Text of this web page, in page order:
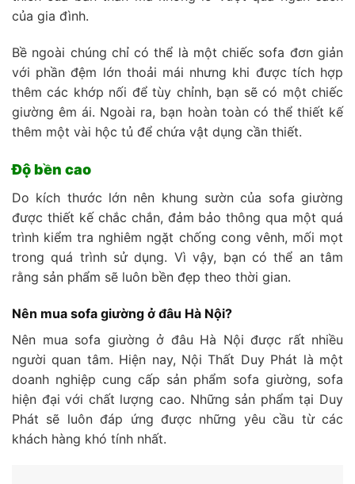
của gia đình.
Bề ngoài chúng chỉ có thể là một chiếc sofa đơn giản
với phần đệm lớn thoải mái nhưng khi được tích hợp
thêm các khớp nối để tùy chỉnh, bạn sẽ có một chiếc
giường êm ái. Ngoài ra, bạn hoàn toàn có thể thiết kế
thêm một vài hộc tủ để chứa vật dụng cần thiết.
Độ bền cao
Do kích thước lớn nên khung sườn của sofa giường
được thiết kế chắc chắn, đảm bảo thông qua một quá
trình kiểm tra nghiêm ngặt chống cong vênh, mối mọt
trong quá trình sử dụng. Vì vậy, bạn có thể an tâm
rằng sản phẩm sẽ luôn bền đẹp theo thời gian.
Nên mua sofa giường ở đâu Hà Nội?
Nên mua sofa giường ở đâu Hà Nội được rất nhiều
người quan tâm. Hiện nay, Nội Thất Duy Phát là một
doanh nghiệp cung cấp sản phẩm sofa giường, sofa
hiện đại với chất lượng cao. Những sản phẩm tại Duy
Phát sẽ luôn đáp ứng được những yêu cầu từ các
khách hàng khó tính nhất.